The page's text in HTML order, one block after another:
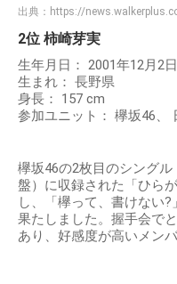
出典： https://
2位 柿崎芽実
生年月日： 2001年12月2日
生まれ： 長野県
身長： 157 cm
参加ユニット： 欅坂46、
欅坂46の2枚目のシング
盤）に収録された「ひら
し、「欅って、書けない
果たしました。握手会で
あり、好感度が高いメンバ